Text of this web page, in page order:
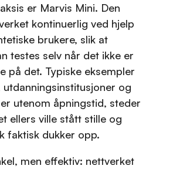
er Marvis Mini. Den
kontinuerlig ved hjelp
brukere, slik at
testes selv når det ikke er
på det. Typiske eksempler
utdanningsinstitusjoner og
utenom åpningstid, steder
ellers ville stått stille og
faktisk dukker opp.
men effektiv: nettverket